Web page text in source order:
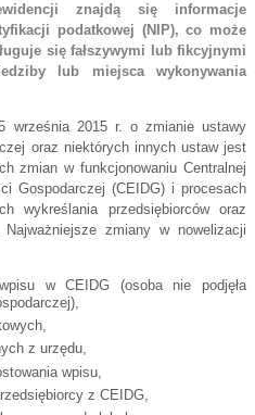
znajdą się informacje
podatkowej (NIP), co może
się fałszywymi lub fikcyjnymi
lub miejsca wykonywania
września 2015 r. o zmianie ustawy
oraz niektórych innych ustaw jest
zmian w funkcjonowaniu Centralnej
Gospodarczej (CEIDG) i procesach
wykreślania przedsiębiorców oraz
zmiany w nowelizacji
w CEIDG (osoba nie podjęła
z urzędu,
wpisu,
z CEIDG,